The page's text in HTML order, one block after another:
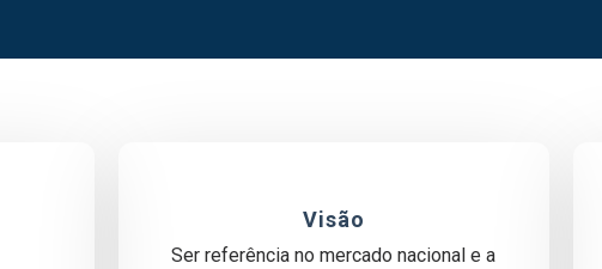
Visão
Ser referência no mercado nacional e a